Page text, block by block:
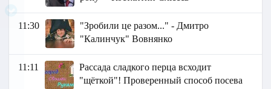
11:30
"Зробили це разом..." - Дмитро
"Калинчук" Вовнянко
11:11
Рассада сладкого перца всходит
"щёткой"! Проверенный способ посева